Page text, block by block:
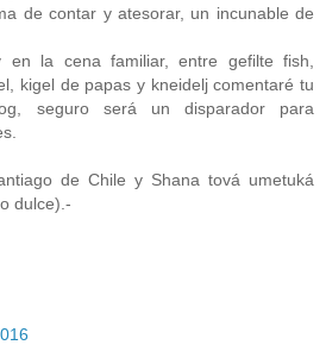
de contar y atesorar, un incunable de
en la cena familiar, entre gefilte fish,
kigel de papas y kneidelj comentaré tu
seguro será un disparador para
de Chile y Shana tová umetuká
dulce).-